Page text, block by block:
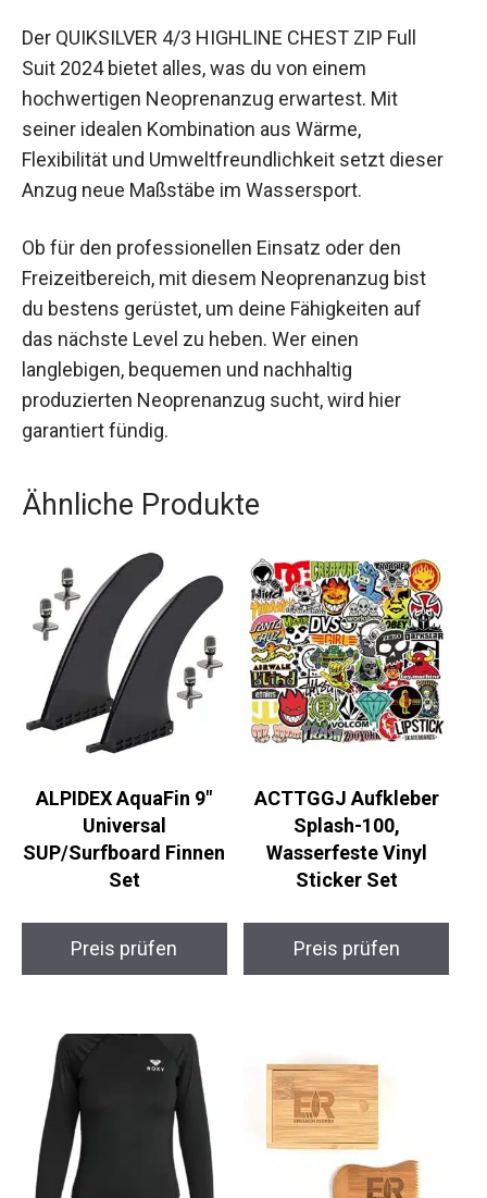
Der QUIKSILVER 4/3 HIGHLINE CHEST ZIP Full
Suit 2024 bietet alles, was du von einem
hochwertigen Neoprenanzug erwartest. Mit
seiner idealen Kombination aus Wärme,
Flexibilität und Umweltfreundlichkeit setzt dieser
Anzug neue Maßstäbe im Wassersport.
Ob für den professionellen Einsatz oder den
Freizeitbereich, mit diesem Neoprenanzug bist
du bestens gerüstet, um deine Fähigkeiten auf
das nächste Level zu heben. Wer einen
langlebigen, bequemen und nachhaltig
produzierten Neoprenanzug sucht, wird hier
garantiert fündig.
Ähnliche Produkte
ALPIDEX AquaFin 9″
Universal
SUP/Surfboard Finnen
Set
Preis prüfen
ACTTGGJ Aufkleber
Splash-100,
Wasserfeste Vinyl
Sticker Set
Preis prüfen